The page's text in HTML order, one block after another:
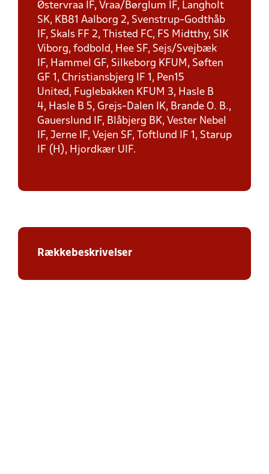
Østervraa IF, Vraa/Børglum IF, Langholt
SK, KB81 Aalborg 2, Svenstrup-Godthåb
IF, Skals FF 2, Thisted FC, FS Midtthy, SIK
Viborg, fodbold, Hee SF, Sejs/Svejbæk
IF, Hammel GF, Silkeborg KFUM, Søften
GF 1, Christiansbjerg IF 1, Pen15
United, Fuglebakken KFUM 3, Hasle B
4, Hasle B 5, Grejs-Dalen IK, Brande O. B.,
Gauerslund IF, Blåbjerg BK, Vester Nebel
IF, Jerne IF, Vejen SF, Toftlund IF 1, Starup
IF (H), Hjordkær UIF.
Rækkebeskrivelser